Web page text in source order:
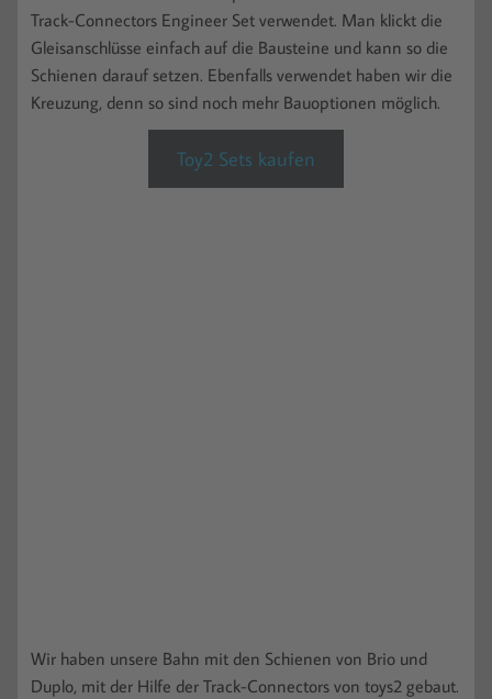
Track-Connectors Engineer Set verwendet. Man klickt die
Gleisanschlüsse einfach auf die Bausteine und kann so die
Schienen darauf setzen. Ebenfalls verwendet haben wir die
Kreuzung, denn so sind noch mehr Bauoptionen möglich.
Toy2 Sets kaufen
Wir haben unsere Bahn mit den Schienen von Brio und
Duplo, mit der Hilfe der Track-Connectors von toys2 gebaut.